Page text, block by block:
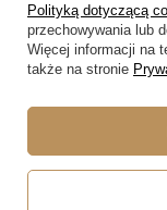
W
Polityką dotyczącą
przechowywania lub
Więcej informacji na
także na stronie